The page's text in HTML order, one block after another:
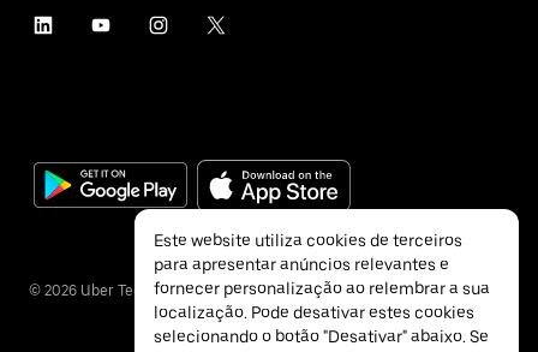
© 2026 Uber Technologies Inc.
Este website utiliza cookies de terceiros
para apresentar anúncios relevantes e
fornecer personalização ao relembrar a sua
localização. Pode desativar estes cookies
selecionando o botão "Desativar" abaixo. Se